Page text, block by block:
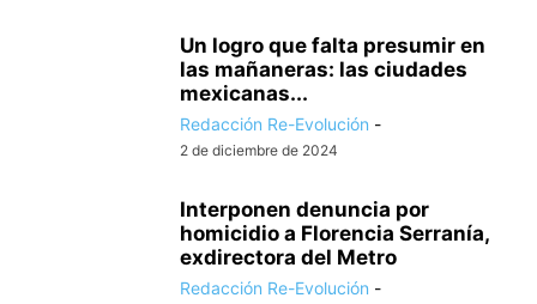
Un logro que falta presumir en
las mañaneras: las ciudades
mexicanas...
Redacción Re-Evolución -
2 de diciembre de 2024
Interponen denuncia por
homicidio a Florencia Serranía,
exdirectora del Metro
Redacción Re-Evolución -